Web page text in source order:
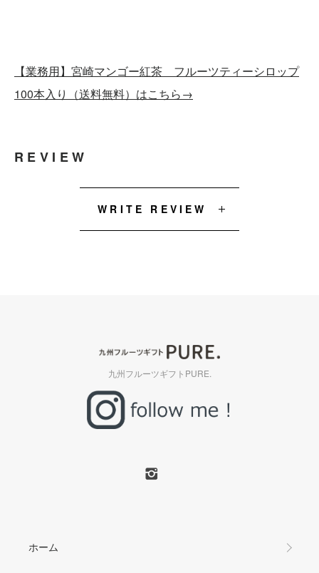
【業務用】宮崎マンゴー紅茶 フルーツティーシロップ
100本入り（送料無料）はこちら→
REVIEW
WRITE REVIEW
九州フルーツギフトPURE.
ホーム